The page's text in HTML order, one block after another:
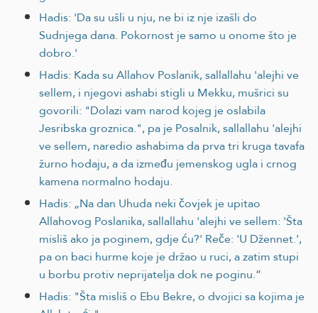
Hadis: 'Da su ušli u nju, ne bi iz nje izašli do
Sudnjega dana. Pokornost je samo u onome što je
dobro.'
Hadis: Kada su Allahov Poslanik, sallallahu 'alejhi ve
sellem, i njegovi ashabi stigli u Mekku, mušrici su
govorili: "Dolazi vam narod kojeg je oslabila
Jesribska groznica.", pa je Posalnik, sallallahu 'alejhi
ve sellem, naredio ashabima da prva tri kruga tavafa
žurno hodaju, a da između jemenskog ugla i crnog
kamena normalno hodaju.
Hadis: „Na dan Uhuda neki čovjek je upitao
Allahovog Poslanika, sallallahu 'alejhi ve sellem: 'Šta
misliš ako ja poginem, gdje ću?' Reče: 'U Džennet.',
pa on baci hurme koje je držao u ruci, a zatim stupi
u borbu protiv neprijatelja dok ne poginu.”
Hadis: "Šta misliš o Ebu Bekre, o dvojici sa kojima je